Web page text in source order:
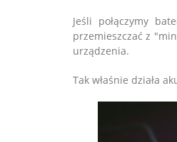
Jeśli połączymy
przemieszczać z
urządzenia.
Tak właśnie działa